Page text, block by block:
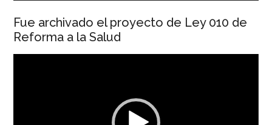
Fue archivado el proyecto de Ley 010 de
Reforma a la Salud